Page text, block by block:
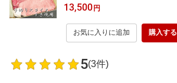
13,500円
お気に入りに追加 購入する
5(3件)